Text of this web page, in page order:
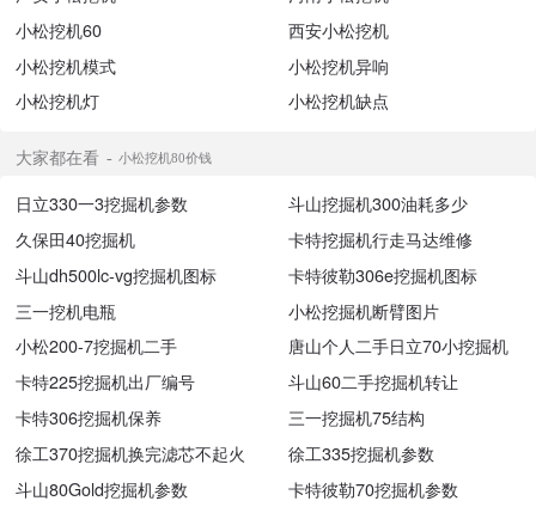
小松挖机60
西安小松挖机
小松挖机模式
小松挖机异响
小松挖机灯
小松挖机缺点
大家都在看 小松挖机80价钱
日立330一3挖掘机参数
斗山挖掘机300油耗多少
久保田40挖掘机
卡特挖掘机行走马达维修
斗山dh500lc-vg挖掘机图标
卡特彼勒306e挖掘机图标
三一挖机电瓶
小松挖掘机断臂图片
小松200-7挖掘机二手
唐山个人二手日立70小挖掘机
卡特225挖掘机出厂编号
斗山60二手挖掘机转让
卡特306挖掘机保养
三一挖掘机75结构
徐工370挖掘机换完滤芯不起火
徐工335挖掘机参数
斗山80Gold挖掘机参数
卡特彼勒70挖掘机参数